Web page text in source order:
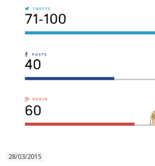
28/03/2015